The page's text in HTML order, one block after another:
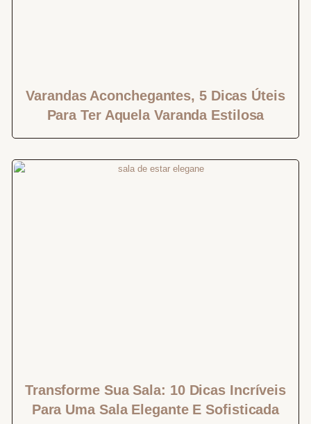
Varandas Aconchegantes, 5 Dicas Úteis
Para Ter Aquela Varanda Estilosa
Transforme Sua Sala: 10 Dicas Incríveis
Para Uma Sala Elegante E Sofisticada